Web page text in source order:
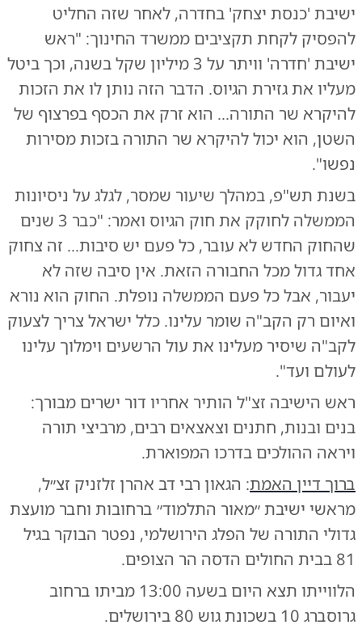
ישיבת 'כנסת יצחק' בחדרה, לאחר שזה החליט
להפסיק לקחת תקציבים ממשרד החינוך: "ראש
ישיבת 'חדרה' וויתר על 3 מיליון שקל בשנה, וכך ביטל
מעליו את גזירת הגיוס. הדבר הזה נותן לו את הזכות
להיקרא שר התורה... הוא זרק את הכסף בפרצוף של
השטן, הוא יכול להיקרא שר התורה בזכות מסירות
נפשו".
בשנת תש"פ, במהלך שיעור שמסר, לגלג על ניסיונות
הממשלה לחוקק את חוק הגיוס ואמר: "כבר 3 שנים
שהחוק החדש לא עובר, כל פעם יש סיבות... זה צחוק
אחד גדול מכל החבורה הזאת. אין סיבה שזה לא
יעבור, אבל כל פעם הממשלה נופלת. החוק הוא נורא
ואיום רק הקב"ה שומר עלינו. כלל ישראל צריך לצעוק
לקב"ה שיסיר מעלינו את עול הרשעים וימלוך עלינו
לעולם ועד".
ראש הישיבה זצ"ל הותיר אחריו דור ישרים מבורך:
בנים ובנות, חתנים וצאצאים רבים, מרביצי תורה
ויראה ההולכים בדרכו המפוארת.
ברוך דיין האמת: הגאון רבי דב אהרן זלזניק זצ״ל,
מראשי ישיבת ״מאור התלמוד״ ברחובות וחבר מועצת
גדולי התורה של הפלג הירושלמי, נפטר הבוקר בגיל
81 בבית החולים הדסה הר הצופים.
הלווייתו תצא היום בשעה 13:00 מביתו ברחוב
גרוסברג 10 בשכונת גוש 80 בירושלים.